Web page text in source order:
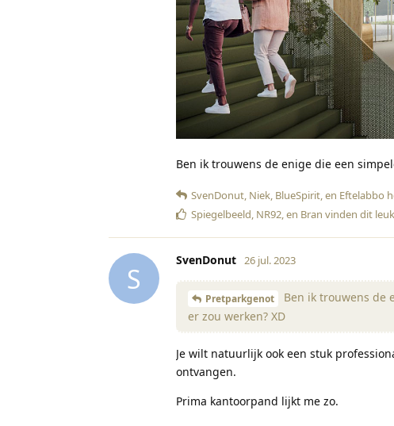
Ben ik trouwens de enige die een
SvenDonut, Niek, BlueSpirit, en Eftelabbo
Spiegelbeeld, NR92, en Bran vinden dit leuk
S
SvenDonut 26 jul. 2023
Pretparkgenot
Ben ik trouwens de
er zou werken? XD
Je wilt natuurlijk ook een stuk
ontvangen.
Prima kantoorpand lijkt me zo.